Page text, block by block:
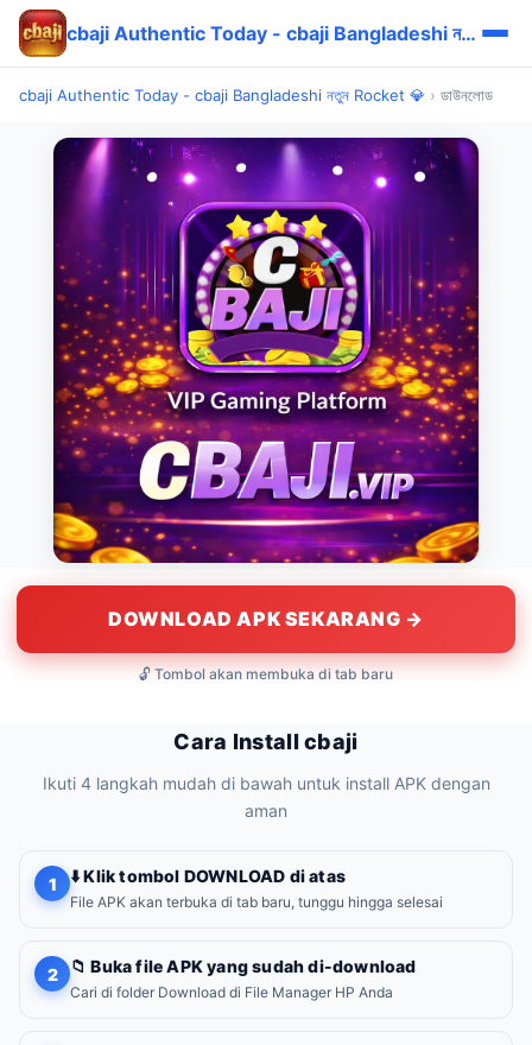
cbaji Authentic Today - cbaji Bangladeshi নতুন Rocket 💎
cbaji Authentic Today - cbaji Bangladeshi নতুন Rocket 💎 › ডাউনলোড
DOWNLOAD APK SEKARANG →
🔓 Tombol akan membuka di tab baru
Cara Install cbaji
Ikuti 4 langkah mudah di bawah untuk install APK dengan
aman
1 ⬇️ Klik tombol DOWNLOAD di atas
File APK akan terbuka di tab baru, tunggu hingga selesai
2 📁 Buka file APK yang sudah di-download
Cari di folder Download di File Manager HP Anda